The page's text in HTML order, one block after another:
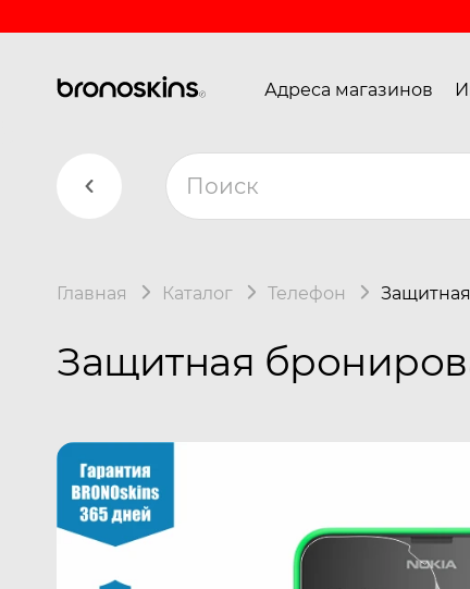
Адреса магазинов
Главная Каталог Телефон
Защитная